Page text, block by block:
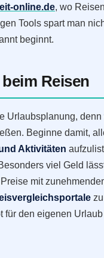
online.de, wo
Tools spart man
beginnt.
Reisen
Urlaubsplanung, denn
Beginne damit,
Aktivitäten
viel Geld
mit
für den eigenen Urlaub